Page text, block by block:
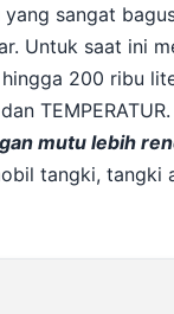
sangat
Untuk saat ini
200 ribu
TEMPERATUR.
mutu lebih
tangki, tangki